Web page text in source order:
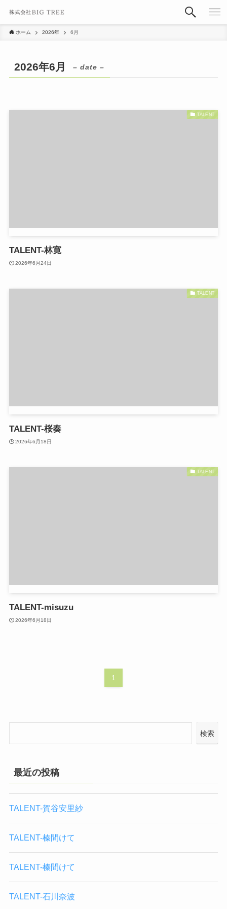
ホーム 2026年 6月
2026年6月 – date –
TALENT
TALENT-林寛
2026年6月24日
TALENT
TALENT-桜奏
2026年6月18日
TALENT
TALENT-misuzu
2026年6月18日
1
検索
最近の投稿
TALENT-賀谷安里紗
TALENT-榛間けて
TALENT-榛間けて
TALENT-石川奈波